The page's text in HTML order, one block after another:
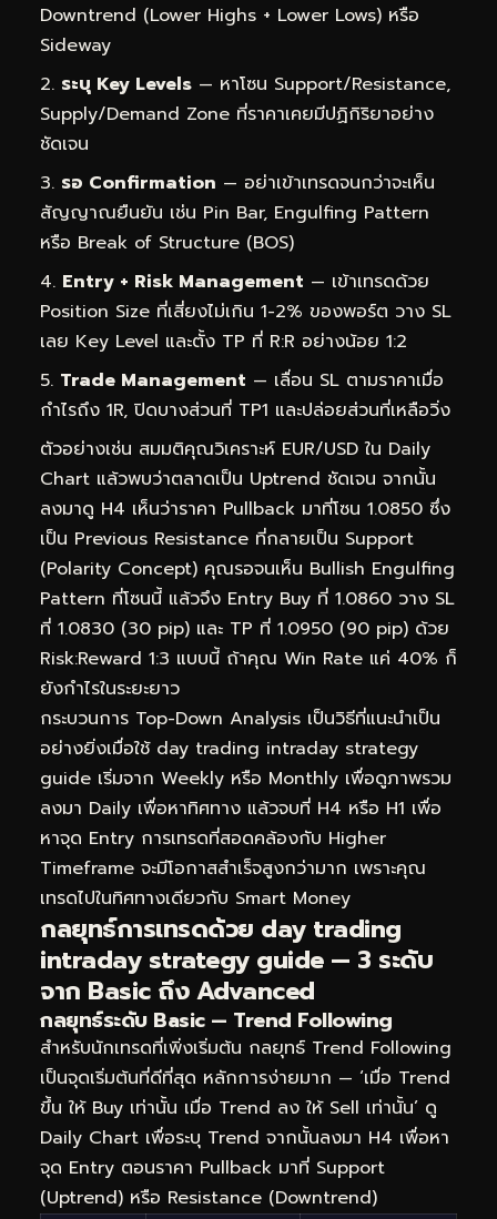
Downtrend (Lower Highs + Lower Lows) หรือ
Sideway
ระบุ Key Levels — หาโซน Support/Resistance,
Supply/Demand Zone ที่ราคาเคยมีปฏิกิริยาอย่าง
ชัดเจน
รอ Confirmation — อย่าเข้าเทรดจนกว่าจะเห็น
สัญญาณยืนยัน เช่น Pin Bar, Engulfing Pattern
หรือ Break of Structure (BOS)
Entry + Risk Management — เข้าเทรดด้วย
Position Size ที่เสี่ยงไม่เกิน 1-2% ของพอร์ต วาง SL
เลย Key Level และตั้ง TP ที่ R:R อย่างน้อย 1:2
Trade Management — เลื่อน SL ตามราคาเมื่อ
กำไรถึง 1R, ปิดบางส่วนที่ TP1 และปล่อยส่วนที่เหลือวิ่ง
ตัวอย่างเช่น สมมติคุณวิเคราะห์ EUR/USD ใน Daily
Chart แล้วพบว่าตลาดเป็น Uptrend ชัดเจน จากนั้น
ลงมาดู H4 เห็นว่าราคา Pullback มาที่โซน 1.0850 ซึ่ง
เป็น Previous Resistance ที่กลายเป็น Support
(Polarity Concept) คุณรอจนเห็น Bullish Engulfing
Pattern ที่โซนนี้ แล้วจึง Entry Buy ที่ 1.0860 วาง SL
ที่ 1.0830 (30 pip) และ TP ที่ 1.0950 (90 pip) ด้วย
Risk:Reward 1:3 แบบนี้ ถ้าคุณ Win Rate แค่ 40% ก็
ยังกำไรในระยะยาว
กระบวนการ Top-Down Analysis เป็นวิธีที่แนะนำเป็น
อย่างยิ่งเมื่อใช้ day trading intraday strategy
guide เริ่มจาก Weekly หรือ Monthly เพื่อดูภาพรวม
ลงมา Daily เพื่อหาทิศทาง แล้วจบที่ H4 หรือ H1 เพื่อ
หาจุด Entry การเทรดที่สอดคล้องกับ Higher
Timeframe จะมีโอกาสสำเร็จสูงกว่ามาก เพราะคุณ
เทรดไปในทิศทางเดียวกับ Smart Money
กลยุทธ์การเทรดด้วย day trading
intraday strategy guide — 3 ระดับ
จาก Basic ถึง Advanced
กลยุทธ์ระดับ Basic — Trend Following
สำหรับนักเทรดที่เพิ่งเริ่มต้น กลยุทธ์ Trend Following
เป็นจุดเริ่มต้นที่ดีที่สุด หลักการง่ายมาก — ‘เมื่อ Trend
ขึ้น ให้ Buy เท่านั้น เมื่อ Trend ลง ให้ Sell เท่านั้น’ ดู
Daily Chart เพื่อระบุ Trend จากนั้นลงมา H4 เพื่อหา
จุด Entry ตอนราคา Pullback มาที่ Support
(Uptrend) หรือ Resistance (Downtrend)